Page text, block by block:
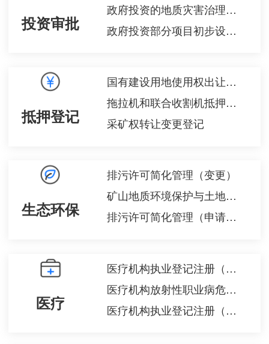
投资审批
政府投资的地质灾害治理工程竣工验收
政府投资部分项目初步设计审批
抵押登记
国有建设用地使用权出让后土地使用权分割转让批准
拖拉机和联合收割机抵押登记
采矿权转让变更登记
生态环保
排污许可简化管理（变更）
矿山地质环境保护与土地复垦方案
排污许可简化管理（申请、重新申请）
医疗
医疗机构执业登记注册（注销）
医疗机构放射性职业病危害建设项目竣工验收
医疗机构执业登记注册（换证）